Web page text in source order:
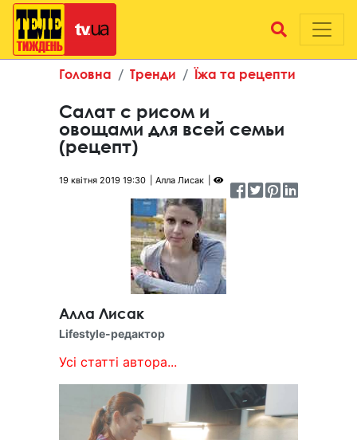
Головна Тренди Їжа та рецепти
Салат с рисом и
овощами для всей семьи
(рецепт)
19 квітня 2019 19:30 Алла Лисак
Алла Лисак
Lifestyle-редактор
Усі статті автора...